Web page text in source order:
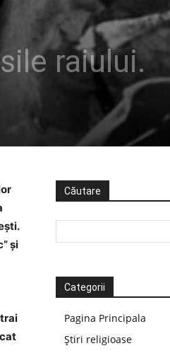
raiului.
şi
Căutare
Categorii
Pagina Principala
Știri religioase